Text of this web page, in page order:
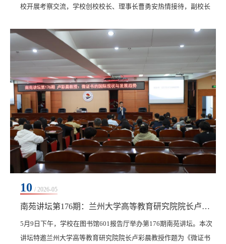
校开展考察交流，学校创校校长、理事长曹勇安热情接待，副校长
室，曹勇安以“产教融合与微专业建设”为题作讲座。他深入阐释了
学校产教融合的发展历程，系统解读微专业的定位、定义、功能、
作用。他指出，学校以办学能力优质，服务区域经济社会发展优秀
为目标，建设“双优工程”高校。学校在应用型人才培...
10 / 2026-05
南苑讲坛第176期：兰州大学高等教育研究院院长卢彩晨教授作专题讲座
​5月9日下午，学校在图书馆601报告厅举办第176期南苑讲坛。本次
讲坛特邀兰州大学高等教育研究院院长卢彩晨教授作题为《微证书